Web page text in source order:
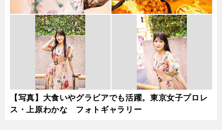
【写真】大食いやグラビアでも活躍。東京女子プロレ
ス・上原わかな フォトギャラリー